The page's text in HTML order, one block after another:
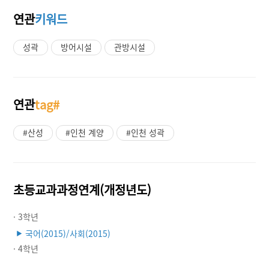
연관키워드
성곽 방어시설 관방시설
연관tag#
#산성 #인천 계양 #인천 성곽
초등교과과정연계(개정년도)
· 3학년
▶ 국어(2015)/사회(2015)
· 4학년